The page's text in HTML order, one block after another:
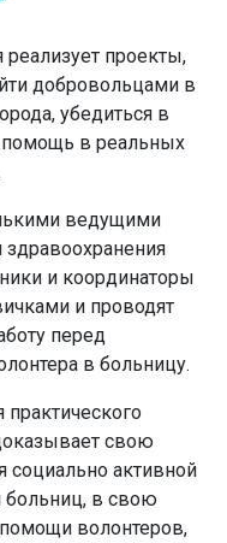
реализует проекты,
добровольцами в
убедиться в
помощь в реальных
ведущими
и координаторы
и проводят
перед
в больницу.
практического
свою
социально активной
больниц, в свою
волонтеров,